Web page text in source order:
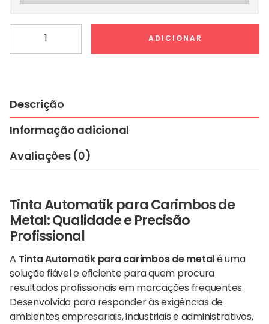
Carimbos
de
Metal
ADICIONAR
Descrição
Informação adicional
Avaliações (0)
Tinta Automatik para Carimbos de
Metal: Qualidade e Precisão
Profissional
A Tinta Automatik para carimbos de metal é uma
solução fiável e eficiente para quem procura
resultados profissionais em marcações frequentes.
Desenvolvida para responder às exigências de
ambientes empresariais, industriais e administrativos,